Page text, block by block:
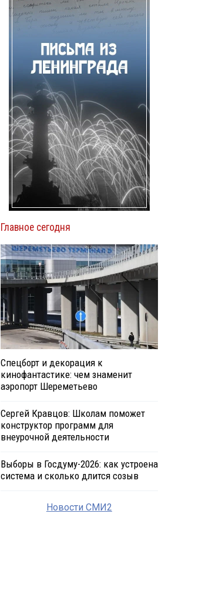
Главное сегодня
Спецборт и декорация к
кинофантастике: чем знаменит
аэропорт Шереметьево
Сергей Кравцов: Школам поможет
конструктор программ для
внеурочной деятельности
Выборы в Госдуму-2026: как устроена
система и сколько длится созыв
Новости СМИ2